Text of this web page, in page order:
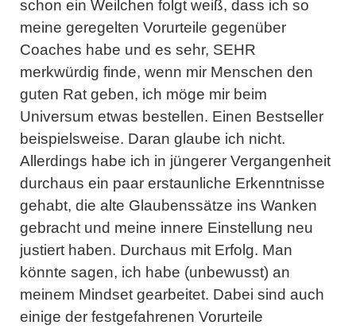
schon ein Weilchen folgt weiß, dass ich so
meine geregelten Vorurteile gegenüber
Coaches habe und es sehr, SEHR
merkwürdig finde, wenn mir Menschen den
guten Rat geben, ich möge mir beim
Universum etwas bestellen. Einen Bestseller
beispielsweise. Daran glaube ich nicht.
Allerdings habe ich in jüngerer Vergangenheit
durchaus ein paar erstaunliche Erkenntnisse
gehabt, die alte Glaubenssätze ins Wanken
gebracht und meine innere Einstellung neu
justiert haben. Durchaus mit Erfolg. Man
könnte sagen, ich habe (unbewusst) an
meinem Mindset gearbeitet. Dabei sind auch
einige der festgefahrenen Vorurteile